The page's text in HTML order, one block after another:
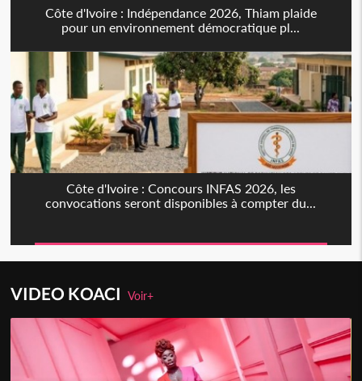
Côte d'Ivoire : Indépendance 2026, Thiam plaide
pour un environnement démocratique pl...
Côte d'Ivoire : Concours INFAS 2026, les
convocations seront disponibles à compter du...
VIDEO KOACIVoir+